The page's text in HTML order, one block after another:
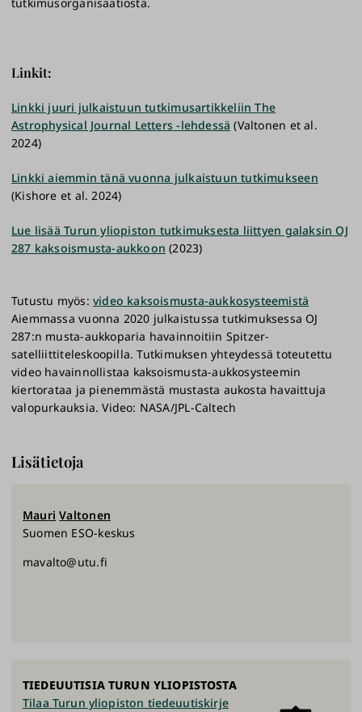
Linkit:
Linkki juuri julkaistuun tutkimusartikkeliin The
Astrophysical Journal Letters -lehdessä (Valtonen et al.
2024)
Linkki aiemmin tänä vuonna julkaistuun tutkimukseen
(Kishore et al. 2024)
Lue lisää Turun yliopiston tutkimuksesta liittyen galaksin OJ
287 kaksoismusta-aukkoon (2023)
Tutustu myös: video kaksoismusta-aukkosysteemistä
Aiemmassa vuonna 2020 julkaistussa tutkimuksessa OJ
287:n musta-aukkoparia havainnoitiin Spitzer-
satelliittiteleskoopilla. Tutkimuksen yhteydessä toteutettu
video havainnollistaa kaksoismusta-aukkosysteemin
kiertorataa ja pienemmästä mustasta aukosta havaittuja
valopurkauksia. Video: NASA/JPL-Caltech
Lisätietoja
Mauri Valtonen
Suomen ESO-keskus
mavalto@utu.fi
TIEDEUUTISIA TURUN YLIOPISTOSTA
Tilaa Turun yliopiston tiedeuutiskirje